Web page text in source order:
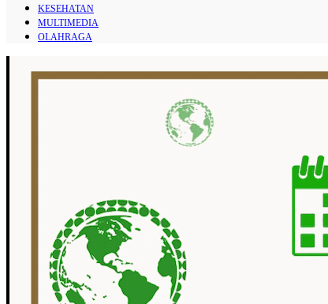
KESEHATAN
MULTIMEDIA
OLAHRAGA